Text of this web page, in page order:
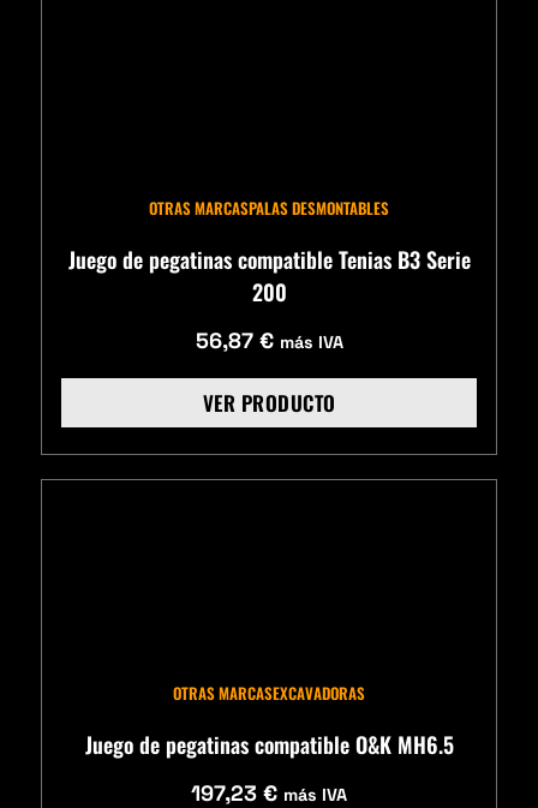
OTRAS MARCASPALAS DESMONTABLES
Juego de pegatinas compatible Tenias B3 Serie
200
56,87 € más IVA
VER PRODUCTO
OTRAS MARCASEXCAVADORAS
Juego de pegatinas compatible O&K MH6.5
197,23 € más IVA